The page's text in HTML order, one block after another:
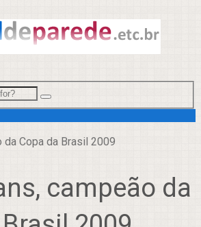
da Copa da Brasil 2009
campeão da